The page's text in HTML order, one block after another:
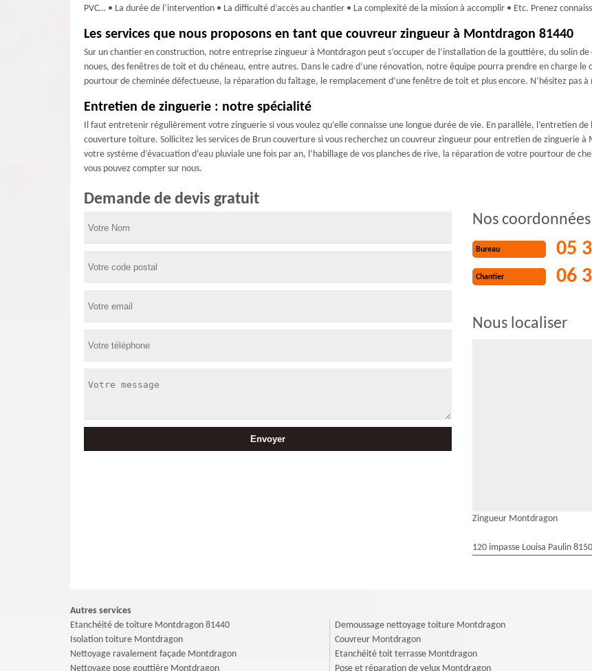
PVC… • La durée de l’intervention • La difficulté d’accès au chantier • La complexité de la mission à accomplir • Etc. Prenez
Les services que nous proposons en tant que couvreur zingueur à Montdragon 81440
Sur un chantier en construction, notre entreprise zingueur à Montdragon peut s’occuper de l’installation de la gouttière, du solin
noues, des fenêtres de toit et du chéneau, entre autres. Dans le cadre d’une rénovation, notre équipe pourra prendre en charge
pourtour de cheminée défectueuse, la réparation du faîtage, le remplacement d’une fenêtre de toit et plus encore. N’hésitez pas
Entretien de zinguerie : notre spécialité
Il faut entretenir régulièrement votre zinguerie si vous voulez qu’elle connaisse une longue durée de vie. En parallèle, l’entretien
couverture toiture. Sollicitez les services de Brun couverture si vous recherchez un couvreur zingueur pour entretien de zinguerie à
votre système d’évacuation d’eau pluviale une fois par an, l’habillage de vos planches de rive, la réparation de votre pourtour de
vous pouvez compter sur nous.
Demande de devis gratuit
Nos coordonnées
Bureau 05
Chantier 06
Nous localiser
Zingueur Montdragon
120 impasse Louisa Paulin
Autres services
Etanchéité de toiture Montdragon 81440
Isolation toiture Montdragon
Nettoyage ravalement façade Montdragon
Nettoyage pose gouttière Montdragon
Demoussage nettoyage toiture Montdragon
Couvreur Montdragon
Etanchéité toit terrasse Montdragon
Pose et réparation de velux Montdragon